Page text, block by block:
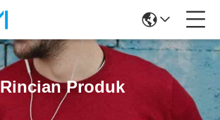
Rincian Produk